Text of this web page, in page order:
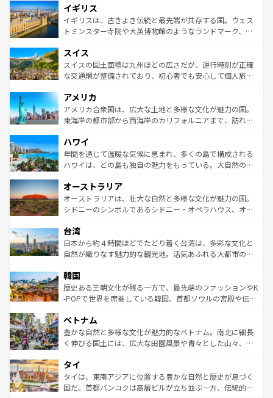
いる。シャンパンの発祥地であるランス、プロヴァンスの
香り高いラベンダー畑など、多彩な楽しみ方が可能だ。さ
らに、パリ以外の地域にも魅力が溢れており、どの街角に
れる地方に足を運ぶとそれぞれで全く異なる文化を体験で
きるだろう。 なお、新着のフランス情報はコンテンツ一覧
を参照してほしい。
顔を持つこの国は、どこを歩いても飽きることがない。ベ
ルリンの文化的活気、バイエルン州のアルプスの絶景、そ
してライン川沿いのワイン畑といった風景は必見。ビール
は、お酒好きな人にはぜひ体験してほしい。 なお、新着の
ドイツ情報はコンテンツ一覧を参照してほしい。
イギリス
イギリスは、古きよき伝統と最先端が共存する国。ウェス
トミンスター寺院や大英博物館のようなランドマーク、歴
リアごとに異なる魅力がある。また、優雅なアフタヌーン
ティー、ビール好きにはたまらない英国パブ、サッカー観
戦など、本場だからこそできる体験も豊富。イギリスを旅
ンツ一覧を参照してほしい。
スイス
スイスの国土面積は九州ほどの広さだが、運行時刻が正確
な交通網が整備されており、初心者でも安心して個人旅行
の建物がそのまま残る町や、スイスならではのユニークな
博物館もあり、アルプス観光だけでなく町歩きも満喫する
ことができる。国民の所得が高いため物価も高いが、旅行
ば市内交通費無料で観光を楽しむこともできる。 なお、新
着のスイス情報はコンテンツ一覧 を参照してほしい。
アメリカ
アメリカ合衆国は、広大な土地と多様な文化が魅力の国。
東海岸の都市部から西海岸のカリフォルニアまで、訪れる
のような巨大都市は、観光、ショッピング、エンターテイ
ンメントが詰まった刺激的なスポットだ。一方、アメリカ
西部には大自然が広がり、グランドキャニオンやイエロー
部のニューオーリンズでは、音楽と美食が融合した独特の
文化が魅力。旅行者はアメリカの各地域で異なる魅力を楽
しみながら、その多様性と豊かな歴史を感じることができ
ならではの贅沢な旅のスタイルだ。 なお、新着のアメリカ
情報はコンテンツ一覧を参照してほしい。
ハワイ
年間を通じて温暖な気候に恵まれ、多くの島で構成される
ハワイは、どの島も独自の魅力をもっている。大自然の神
ワイ島は見逃せない。また、定番の観光地といえばオアフ
島だが、静かな自然を求めるならマウイ島やカウアイ島が
おすすめ。エメラルドグリーンに輝く海をはじめ、豊かな
れるおもてなしの心で訪れる人々を迎えてくれるハワイの
人々、おいしいローカルフードやハワイアンミュージッ
ク、伝統的なフラダンスなど、すべてがハワイの魅力を彩
ワイを、存分に味わってほしい。 なお、新着のハワイ情報
はコンテンツ一覧を参照してほしい。
オーストラリア
オーストラリアは、壮大な自然と多様な文化が魅力の国。
シドニーのシンボルであるシドニー・オペラハウス、オー
リアリーフや大陸中央部にそびえるウルル（エアーズロッ
ク）、タスマニアの美しい原生林やケアンズの熱帯雨林な
ど、見どころがたくさん。また、カフェやワイン、オージ
いる。アクティビティも充実しており、サーフィンやダイ
ビング、ハイキングなど、アウトドア好きにはたまらな
い。オーストラリアの多彩な魅力を存分に味わいつくそ
参照してほしい。
台湾
日本から約４時間ほどでたどり着く台湾は、多彩な文化と
自然が織りなす魅力的な観光地。活気あふれる大都市の台
ン）、静ひつな山岳地帯である台湾東部など、都市の喧騒
と山間の静けさが共存しており、訪れる人に新しい発見と
驚きをもたらしてくれる。また、奥深い台湾の食文化も魅
容にもいいと評判のスイーツなど、バラエティ豊かな料理
が味わえる。 なお、新着の台湾情報は コンテンツ一覧を参
照してほしい。
韓国
歴史ある王朝文化が残る一方で、最先端のファッションやK
-POPで世界を席巻している韓国。首都ソウルの宮殿や伝統
き、地方に足を延ばせば四季折々の自然美を楽しむことが
できる。そして、キムチや焼肉、絶品のストリートフード
まで、さまざまな韓国料理が待っている。夜には、韓国な
リティに包まれながら、韓国の多彩な魅力を心ゆくまで味
わってみてほしい。 なお、新着の韓国情報はコンテンツ一
覧を参照してほしい。
ベトナム
豊かな自然と多様な文化が魅力的なベトナム。南北に細長
く伸びる国土には、広大な田園風景や青々とした山々、世
急速な発展と共に伝統が息づく。ハノイの古い町並みやホ
ーチミン市のフランス統治時代の建物も、独特の雰囲気を
醸し出している。また、バラエティの豊かさとおいしさで
タイ
タイは、東南アジアに位置する豊かな自然と歴史が息づく
国だ。首都バンコクは高層ビルが立ち並ぶ一方、伝統的な